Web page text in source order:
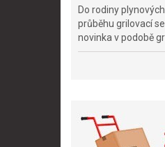
Do rodiny
průběhu grilovací
novinka v podobě